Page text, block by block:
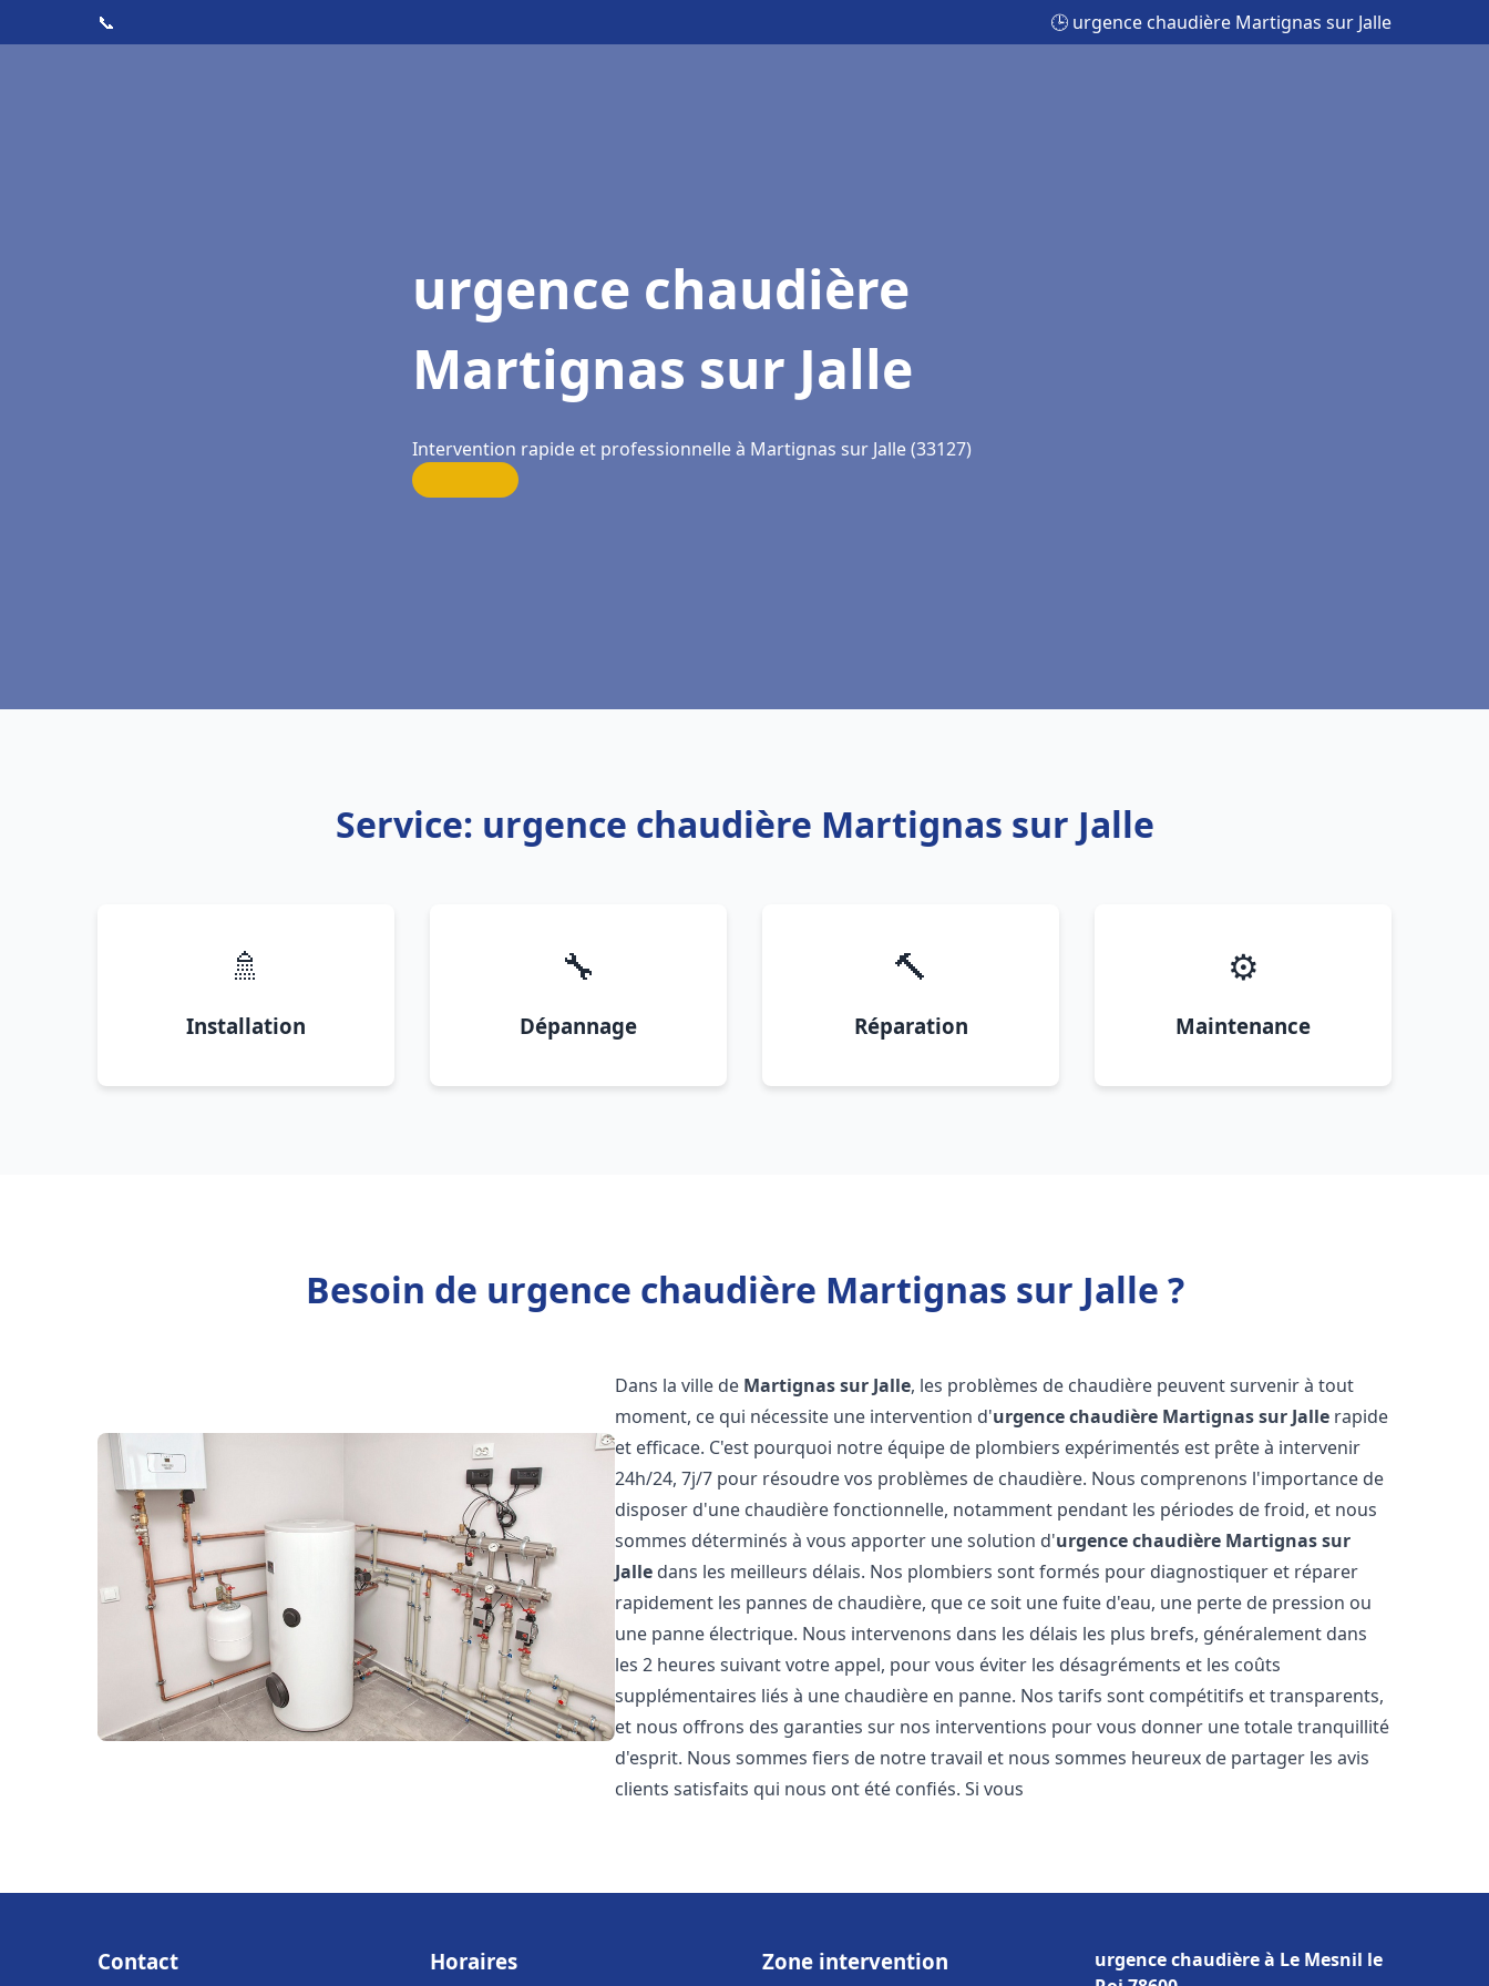
📞 🕒 urgence chaudière Martignas sur Jalle
urgence chaudière
Martignas sur Jalle
Intervention rapide et professionnelle à Martignas sur Jalle (33127)
Service: urgence chaudière Martignas sur Jalle
🚿
Installation
🔧
Dépannage
🔨
Réparation
⚙️
Maintenance
Besoin de urgence chaudière Martignas sur Jalle ?
Dans la ville de Martignas sur Jalle, les problèmes de chaudière peuvent survenir à tout
moment, ce qui nécessite une intervention d'urgence chaudière Martignas sur Jalle rapide
et efficace. C'est pourquoi notre équipe de plombiers expérimentés est prête à intervenir
24h/24, 7j/7 pour résoudre vos problèmes de chaudière. Nous comprenons l'importance de
disposer d'une chaudière fonctionnelle, notamment pendant les périodes de froid, et nous
sommes déterminés à vous apporter une solution d'urgence chaudière Martignas sur
Jalle dans les meilleurs délais. Nos plombiers sont formés pour diagnostiquer et réparer
rapidement les pannes de chaudière, que ce soit une fuite d'eau, une perte de pression ou
une panne électrique. Nous intervenons dans les délais les plus brefs, généralement dans
les 2 heures suivant votre appel, pour vous éviter les désagréments et les coûts
supplémentaires liés à une chaudière en panne. Nos tarifs sont compétitifs et transparents,
et nous offrons des garanties sur nos interventions pour vous donner une totale tranquillité
d'esprit. Nous sommes fiers de notre travail et nous sommes heureux de partager les avis
clients satisfaits qui nous ont été confiés. Si vous
Contact Horaires Zone intervention
urgence chaudière à Le Mesnil le